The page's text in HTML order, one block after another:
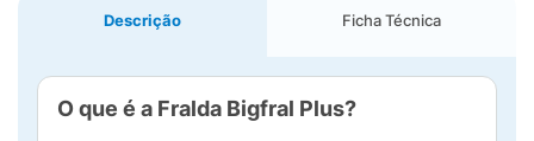
Descrição Ficha Técnica
O que é a Fralda Bigfral Plus?